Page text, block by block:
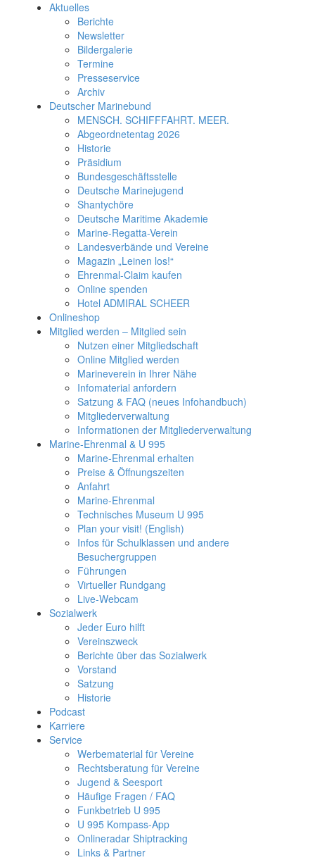
Aktuelles
Berichte
Newsletter
Bildergalerie
Termine
Presseservice
Archiv
Deutscher Marinebund
MENSCH. SCHIFFFAHRT. MEER.
Abgeordnetentag 2026
Historie
Präsidium
Bundesgeschäftsstelle
Deutsche Marinejugend
Shantychöre
Deutsche Maritime Akademie
Marine-Regatta-Verein
Landesverbände und Vereine
Magazin „Leinen los!“
Ehrenmal-Claim kaufen
Online spenden
Hotel ADMIRAL SCHEER
Onlineshop
Mitglied werden – Mitglied sein
Nutzen einer Mitgliedschaft
Online Mitglied werden
Marineverein in Ihrer Nähe
Infomaterial anfordern
Satzung & FAQ (neues Infohandbuch)
Mitgliederverwaltung
Informationen der Mitgliederverwaltung
Marine-Ehrenmal & U 995
Marine-Ehrenmal erhalten
Preise & Öffnungszeiten
Anfahrt
Marine-Ehrenmal
Technisches Museum U 995
Plan your visit! (English)
Infos für Schulklassen und andere
Besuchergruppen
Führungen
Virtueller Rundgang
Live-Webcam
Sozialwerk
Jeder Euro hilft
Vereinszweck
Berichte über das Sozialwerk
Vorstand
Satzung
Historie
Podcast
Karriere
Service
Werbematerial für Vereine
Rechtsberatung für Vereine
Jugend & Seesport
Häufige Fragen / FAQ
Funkbetrieb U 995
U 995 Kompass-App
Onlineradar Shiptracking
Links & Partner